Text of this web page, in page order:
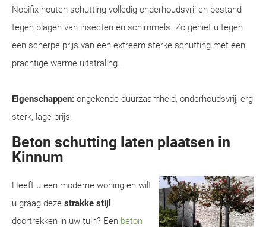
Nobifix houten schutting volledig onderhoudsvrij en bestand
tegen plagen van insecten en schimmels. Zo geniet u tegen
een scherpe prijs van een extreem sterke schutting met een
prachtige warme uitstraling.
Eigenschappen: ongekende duurzaamheid, onderhoudsvrij, erg
sterk, lage prijs.
Beton schutting laten plaatsen in
Kinnum
Heeft u een moderne woning en wilt
u graag deze strakke stijl
doortrekken in uw tuin? Een beton